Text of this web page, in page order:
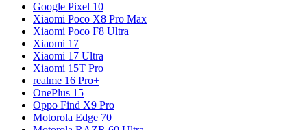
Google Pixel 10
Xiaomi Poco X8 Pro Max
Xiaomi Poco F8 Ultra
Xiaomi 17
Xiaomi 17 Ultra
Xiaomi 15T Pro
realme 16 Pro+
OnePlus 15
Oppo Find X9 Pro
Motorola Edge 70